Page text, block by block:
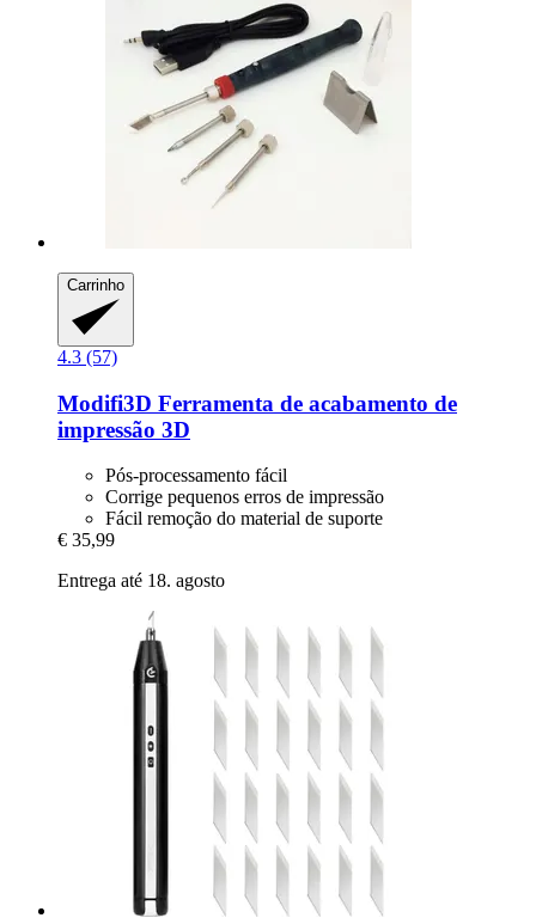
Carrinho
4.3 (57)
Modifi3D Ferramenta de acabamento de
impressão 3D
Pós-processamento fácil
Corrige pequenos erros de impressão
Fácil remoção do material de suporte
€ 35,99
Entrega até 18. agosto